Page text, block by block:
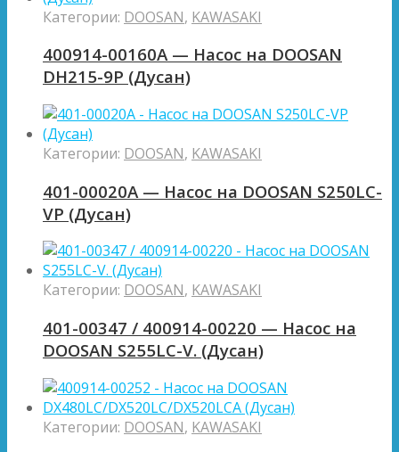
Категории: DOOSAN, KAWASAKI
400914-00160A — Насос на DOOSAN
DH215-9P (Дусан)
Категории: DOOSAN, KAWASAKI
401-00020A — Насос на DOOSAN S250LC-
VP (Дусан)
Категории: DOOSAN, KAWASAKI
401-00347 / 400914-00220 — Насос на
DOOSAN S255LC-V. (Дусан)
Категории: DOOSAN, KAWASAKI